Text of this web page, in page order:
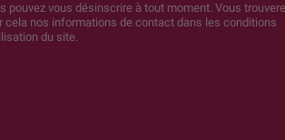
pouvez vous désinscrire à tout moment. Vous
cela nos informations de contact dans les conditions
du site.